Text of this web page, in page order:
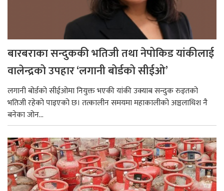
बारबराका सन्दुककी भतिजी तथा नेपोकिड यांकीलाई
वालेन्द्रको उपहार ‘लगानी बोर्डको सीईओ’
लगानी बोर्डको सीईओमा नियुक्त भएकी यांकी उक्याब सन्दुक रुइतको
भतिजी रहेको पाइएको छ। तत्कालीन समयमा महाकालीको अञ्चलाधिश नै
बनेका जोन...